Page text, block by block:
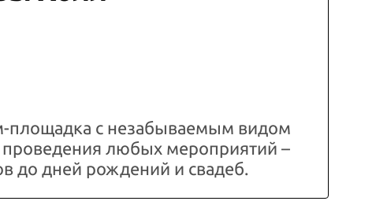
площадка с незабываемым видом
проведения любых мероприятий –
до дней рождений и свадеб.